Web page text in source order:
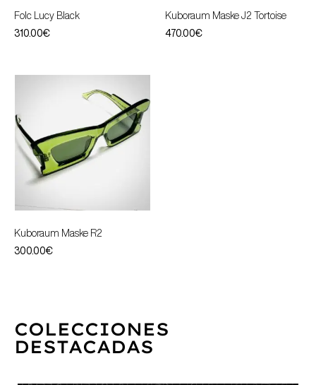
Folc Lucy Black
310.00€
Kuboraum Maske J2 Tortoise
470.00€
Kuboraum Maske R2
300.00€
COLECCIONES
DESTACADAS